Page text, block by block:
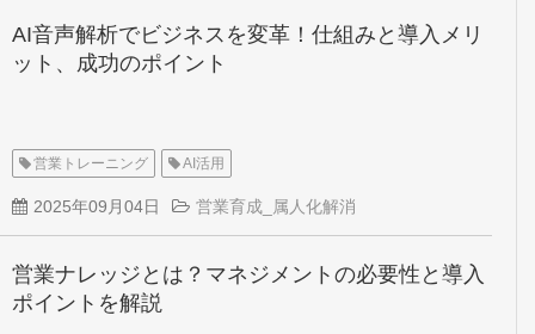
AI音声解析でビジネスを変革！仕組みと導入メリ
ット、成功のポイント
営業トレーニング AI活用
2025年09月04日 営業育成_属人化解消
営業ナレッジとは？マネジメントの必要性と導入
ポイントを解説